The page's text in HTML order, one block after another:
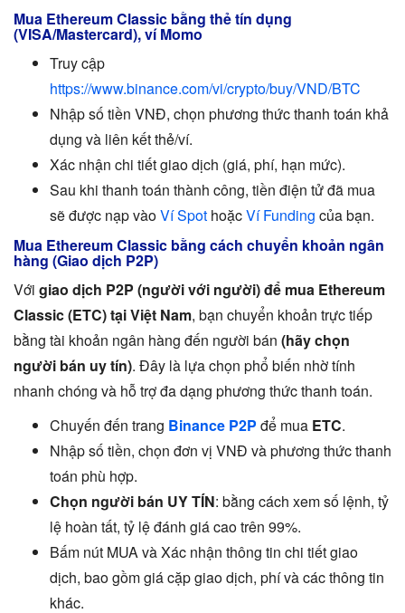
Mua Ethereum Classic bằng thẻ tín dụng
(VISA/Mastercard), ví Momo
Truy cập
https://www.binance.com/vi/crypto/buy/VND/BTC
Nhập số tiền VNĐ, chọn phương thức thanh toán khả
dụng và liên kết thẻ/ví.
Xác nhận chi tiết giao dịch (giá, phí, hạn mức).
Sau khi thanh toán thành công, tiền điện tử đã mua
sẽ được nạp vàoVí Spot hoặcVí Funding của bạn.
Mua Ethereum Classic bằng cách chuyển khoản ngân
hàng (Giao dịch P2P)
Với giao dịch P2P (người với người) để mua Ethereum
Classic (ETC) tại Việt Nam, bạn chuyển khoản trực tiếp
bằng tài khoản ngân hàng đến người bán (hãy chọn
người bán uy tín). Đây là lựa chọn phổ biến nhờ tính
nhanh chóng và hỗ trợ đa dạng phương thức thanh toán.
Chuyến đến trang Binance P2P để mua ETC.
Nhập số tiền, chọn đơn vị VNĐ và phương thức thanh
toán phù hợp.
Chọn người bán UY TÍN: bằng cách xem số lệnh, tỷ
lệ hoàn tất, tỷ lệ đánh giá cao trên 99%.
Bấm nút MUA và Xác nhận thông tin chi tiết giao
dịch, bao gồm giá cặp giao dịch, phí và các thông tin
khác.